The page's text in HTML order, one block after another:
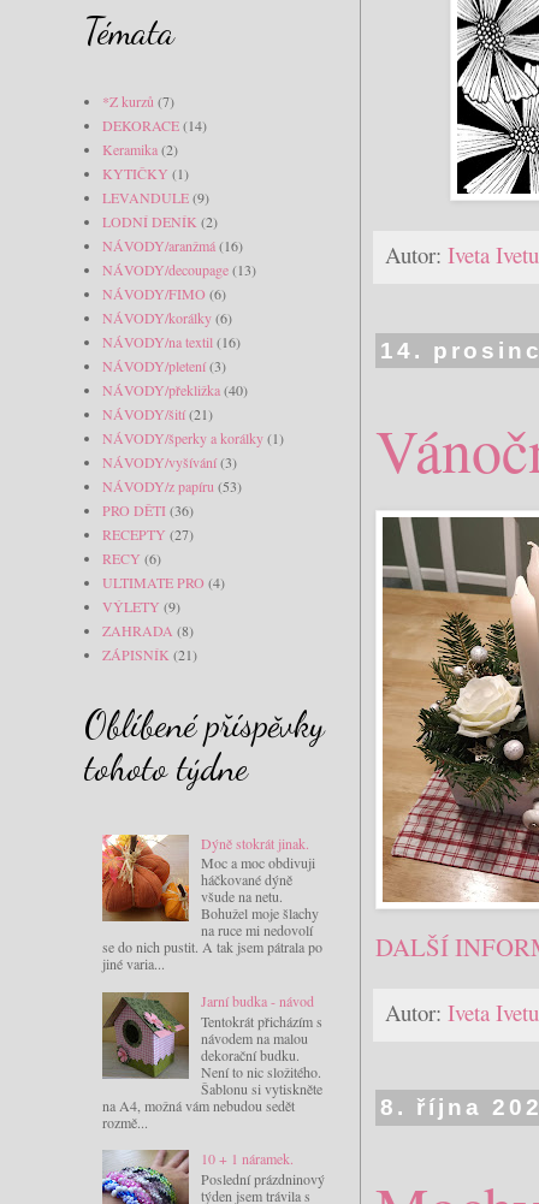
Autor: Iveta
14.
DALŠÍ
Autor: Iveta
8. října
Témata
*Z kurzů (7)
DEKORACE(14)
Keramika(2)
KYTIČKY (1)
LEVANDULE(9)
LODNÍ DENÍK (2)
NÁVODY/aranžmá(16)
NÁVODY/decoupage(13)
NÁVODY/FIMO (6)
NÁVODY/korálky(6)
NÁVODY/na textil (16)
NÁVODY/pletení(3)
NÁVODY/překližka(40)
NÁVODY/šití(21)
NÁVODY/šperky a korálky(1)
NÁVODY/vyšívání(3)
NÁVODY/z papíru (53)
PRO DĚTI(36)
RECEPTY (27)
RECY (6)
ULTIMATE PRO (4)
VÝLETY (9)
ZAHRADA (8)
ZÁPISNÍK (21)
Oblíbené příspěvky
tohoto týdne
Dýně stokrát jinak.
Moc a moc obdivuji
háčkované dýně
všude na netu.
Bohužel moje šlachy
na ruce mi nedovolí
se do nich pustit. A tak jsem pátrala po
jiné varia...
Jarní budka - návod
Tentokrát přicházím s
návodem na malou
dekorační budku.
Není to nic složitého.
Šablonu si vytiskněte
na A4, možná vám nebudou sedět
rozmě...
10 + 1 náramek.
Poslední prázdninový
týden jsem trávila s